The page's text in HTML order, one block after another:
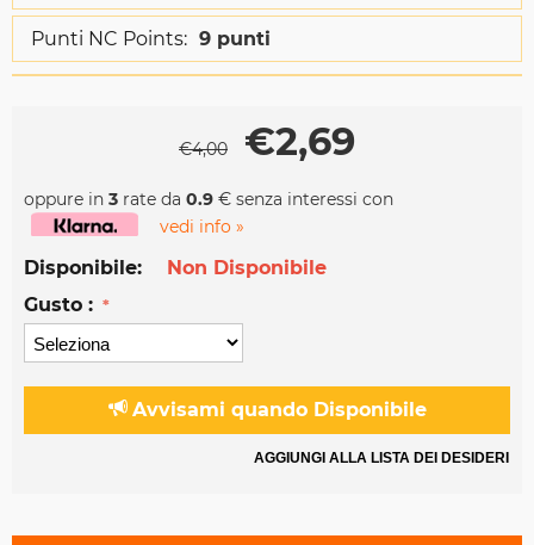
Punti NC Points: 9 punti
€4,00 €2,69
oppure in 3 rate da 0.9 € senza interessi con
vedi info »
Disponibile:
Non Disponibile
Gusto :
Avvisami quando Disponibile
AGGIUNGI ALLA LISTA DEI DESIDERI